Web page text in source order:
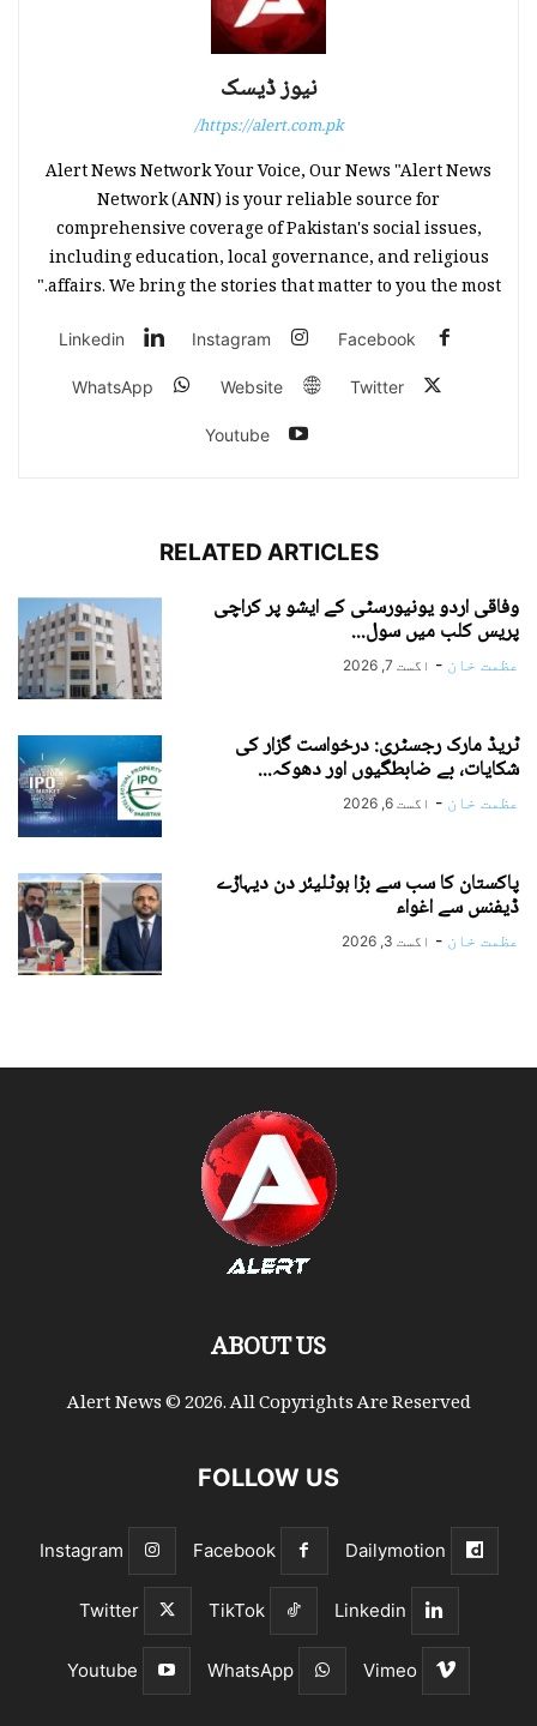
نیوز ڈیسک
https://alert.com.pk/
Alert News Network Your Voice, Our News "Alert News
Network (ANN) is your reliable source for
comprehensive coverage of Pakistan's social issues,
including education, local governance, and religious
affairs. We bring the stories that matter to you the most."
Facebook
Instagram
Linkedin
Twitter
Website
WhatsApp
Youtube
RELATED ARTICLES
وفاقی اردو یونیورسٹی کے ایشو پر کراچی
پریس کلب میں سول...
عظمت خان - اگست 7, 2026
ٹریڈ مارک رجسٹری: درخواست گزار کی
شکایات، بے ضابطگیوں اور دھوکہ...
عظمت خان - اگست 6, 2026
پاکستان کا سب سے بڑا ہوٹلیئر دن دیہاڑے
ڈیفنس سے اغواء
عظمت خان - اگست 3, 2026
ABOUT US
Alert News © 2026. All Copyrights Are Reserved
FOLLOW US
Dailymotion
Facebook
Instagram
Linkedin
TikTok
Twitter
Vimeo
WhatsApp
Youtube